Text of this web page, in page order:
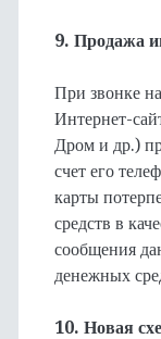
9. Продажа
При звонке
Интернет-
Дром и др.)
счет его
карты
средств в
сообщения
денежных
10. Новая